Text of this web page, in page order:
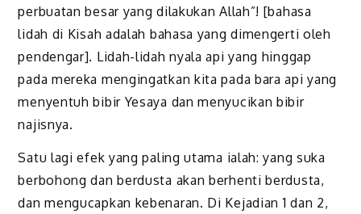
perbuatan besar yang dilakukan Allah”! [bahasa
lidah di Kisah adalah bahasa yang dimengerti oleh
pendengar]. Lidah-lidah nyala api yang hinggap
pada mereka mengingatkan kita pada bara api yang
menyentuh bibir Yesaya dan menyucikan bibir
najisnya.
Satu lagi efek yang paling utama ialah: yang suka
berbohong dan berdusta akan berhenti berdusta,
dan mengucapkan kebenaran. Di Kejadian 1 dan 2,